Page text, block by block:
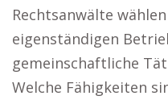
Rechtsanwälte
eigenständigen
gemeinschaftliche
Welche Fähigkeiten